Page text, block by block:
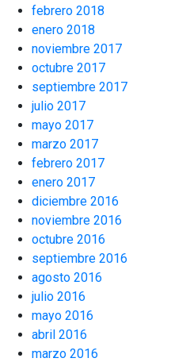
febrero 2018
enero 2018
noviembre 2017
octubre 2017
septiembre 2017
julio 2017
mayo 2017
marzo 2017
febrero 2017
enero 2017
diciembre 2016
noviembre 2016
octubre 2016
septiembre 2016
agosto 2016
julio 2016
mayo 2016
abril 2016
marzo 2016